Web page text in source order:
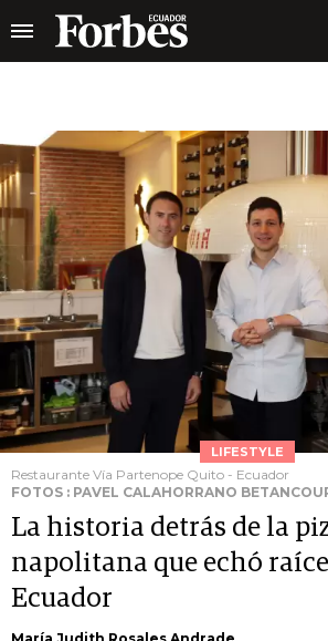
LIFESTYLE
Restaurante Vía Partenope Quito - Ecuador
FOTOS : PAVEL CALAHORRANO
La historia detrás de la
napolitana que echó
Ecuador